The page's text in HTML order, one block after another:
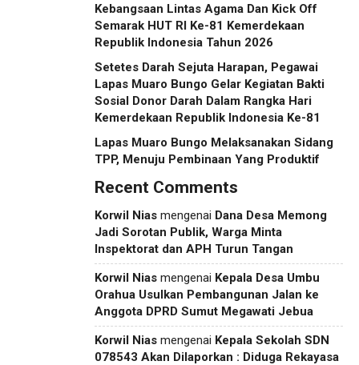
Kebangsaan Lintas Agama Dan Kick Off
Semarak HUT RI Ke-81 Kemerdekaan
Republik Indonesia Tahun 2026
Setetes Darah Sejuta Harapan, Pegawai
Lapas Muaro Bungo Gelar Kegiatan Bakti
Sosial Donor Darah Dalam Rangka Hari
Kemerdekaan Republik Indonesia Ke-81
Lapas Muaro Bungo Melaksanakan Sidang
TPP, Menuju Pembinaan Yang Produktif
Recent Comments
Korwil Nias mengenai Dana Desa Memong
Jadi Sorotan Publik, Warga Minta
Inspektorat dan APH Turun Tangan
Korwil Nias mengenai Kepala Desa Umbu
Orahua Usulkan Pembangunan Jalan ke
Anggota DPRD Sumut Megawati Jebua
Korwil Nias mengenai Kepala Sekolah SDN
078543 Akan Dilaporkan : Diduga Rekayasa